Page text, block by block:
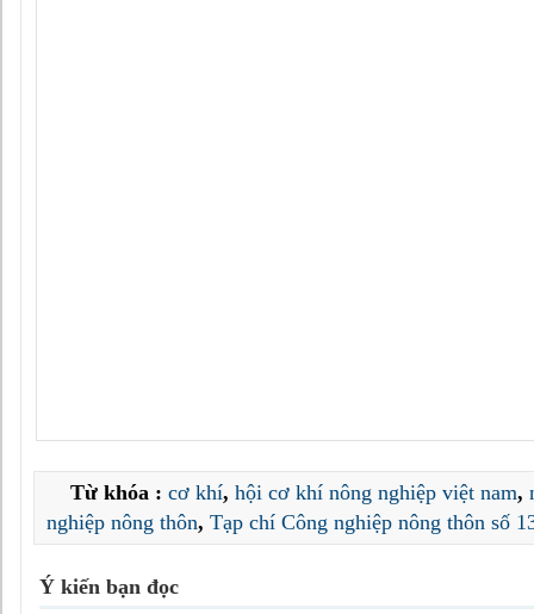
Từ khóa : cơ khí, hội cơ khí nông nghiệp việt nam,
nghiệp nông thôn, Tạp chí Công nghiệp nông thôn số
Ý kiến bạn đọc